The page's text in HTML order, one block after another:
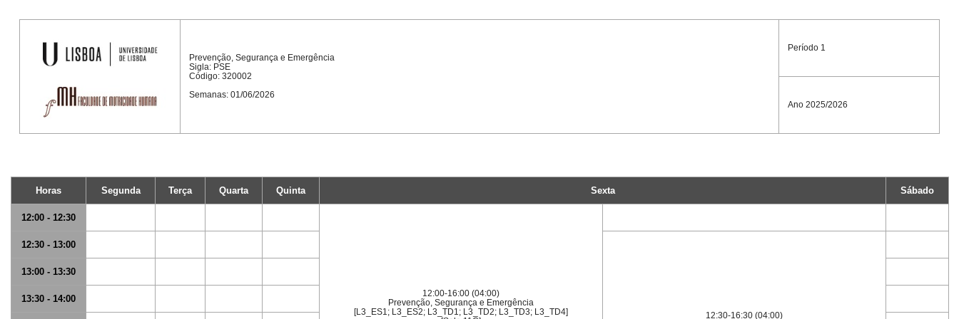
Prevenção, Segurança e Emergência
Sigla: PSE
Código: 320002
Semanas: 01/06/2026
Período 1
Ano 2025/2026
Horas Segunda Terça Quarta Quinta Sexta Sábado
12:00 - 12:30
12:00-16:00 (04:00)
Prevenção, Segurança e Emergência
[L3_ES1; L3_ES2; L3_TD1; L3_TD2; L3_TD3; L3_TD4]
12:30 - 13:00
12:30-16:30 (04:00)
13:00 - 13:30
13:30 - 14:00